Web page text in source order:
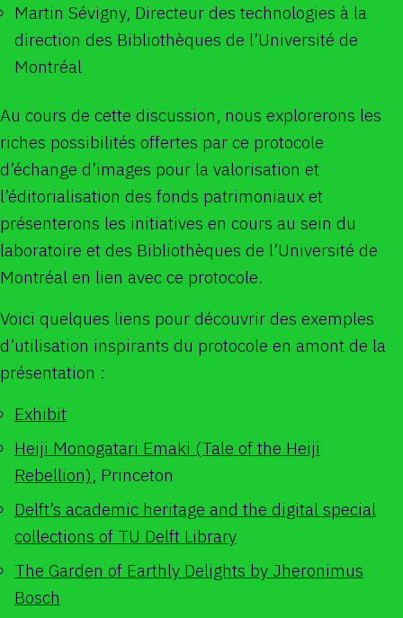
Martin Sévigny, Directeur des technologies à la
direction des Bibliothèques de l’Université de
Montréal
Au cours de cette discussion, nous explorerons les
riches possibilités offertes par ce protocole
d’échange d’images pour la valorisation et
l’éditorialisation des fonds patrimoniaux et
présenterons les initiatives en cours au sein du
laboratoire et des Bibliothèques de l’Université de
Montréal en lien avec ce protocole.
Voici quelques liens pour découvrir des exemples
d’utilisation inspirants du protocole en amont de la
présentation :
Exhibit
Heiji Monogatari Emaki (Tale of the Heiji
Rebellion), Princeton
Delft’s academic heritage and the digital special
collections of TU Delft Library
The Garden of Earthly Delights by Jheronimus
Bosch